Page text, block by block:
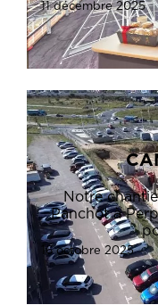
11 décembre 2025
Notre
Panchot à
16 octobre 2025